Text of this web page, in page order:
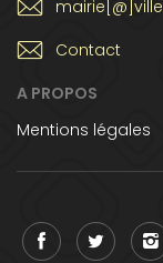
Contact
A PROPOS
Mentions légales